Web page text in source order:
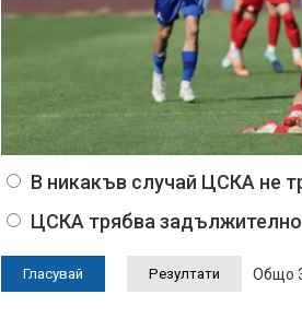
В никакъв случай ЦСКА не
ЦСКА трябва
Общо